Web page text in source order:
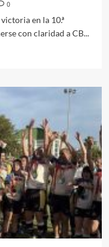
0
en la 10.ª
con claridad a CB...